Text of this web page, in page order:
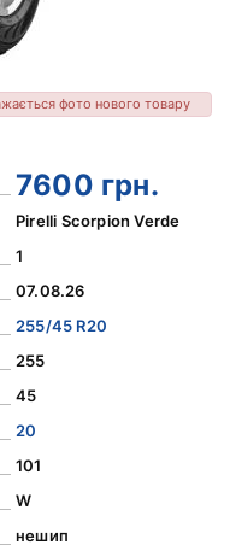
фото нового товару
7600 грн.
Pirelli Scorpion Verde
1
07.08.26
255/45 R20
255
45
20
101
W
нешип